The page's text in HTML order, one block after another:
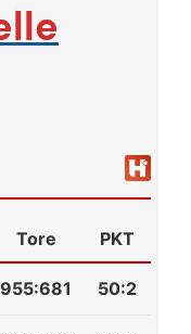
Tore PKT
955:681 50:2